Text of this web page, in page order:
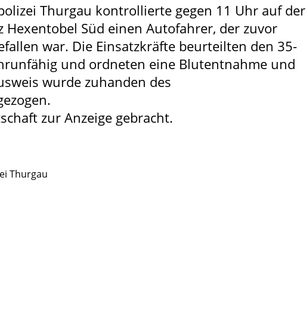
Thurgau kontrollierte gegen 11 Uhr auf der
Hexentobel Süd einen Autofahrer, der zuvor
war. Die Einsatzkräfte beurteilten den 35-
und ordneten eine Blutentnahme und
wurde zuhanden des
zur Anzeige gebracht.
Thurgau